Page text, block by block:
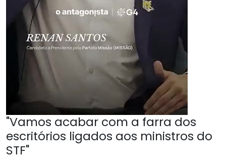
"Vamos acabar com a farra dos
escritórios ligados aos ministros do
STF"